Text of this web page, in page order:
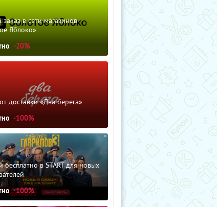
в сети магазинов
Яблоко»
-20%
доставки «Два берега»
-100%
бесплатно в START для новых
-100%